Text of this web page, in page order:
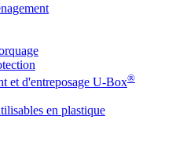
et d'entreposage U-Box®
en plastique